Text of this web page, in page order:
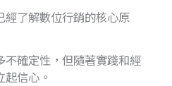
經了解數位行銷的核心原
不確定性，但隨著實踐和經
信心。